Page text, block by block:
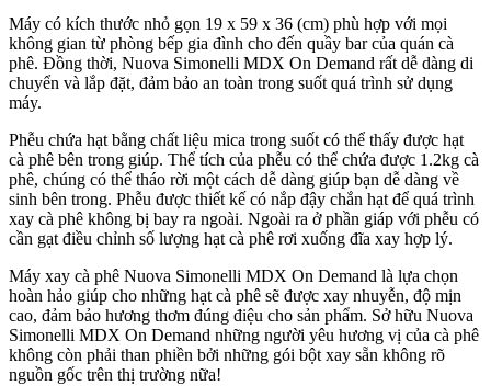
Máy có kích thước nhỏ gọn 19 x 59 x 36 (cm) phù hợp với mọi
không gian từ phòng bếp gia đình cho đến quầy bar của quán cà
phê. Đồng thời, Nuova Simonelli MDX On Demand rất dễ dàng di
chuyển và lắp đặt, đảm bảo an toàn trong suốt quá trình sử dụng
máy.
Phễu chứa hạt bằng chất liệu mica trong suốt có thể thấy được hạt
cà phê bên trong giúp. Thể tích của phễu có thể chứa được 1.2kg cà
phê, chúng có thể tháo rời một cách dễ dàng giúp bạn dễ dàng về
sinh bên trong. Phễu được thiết kế có nắp đậy chắn hạt để quá trình
xay cà phê không bị bay ra ngoài. Ngoài ra ở phần giáp với phễu có
cần gạt điều chỉnh số lượng hạt cà phê rơi xuống đĩa xay hợp lý.
Máy xay cà phê Nuova Simonelli MDX On Demand là lựa chọn
hoàn hảo giúp cho những hạt cà phê sẽ được xay nhuyễn, độ mịn
cao, đảm bảo hương thơm đúng điệu cho sản phẩm. Sở hữu Nuova
Simonelli MDX On Demand những người yêu hương vị của cà phê
không còn phải than phiền bởi những gói bột xay sẵn không rõ
nguồn gốc trên thị trường nữa!